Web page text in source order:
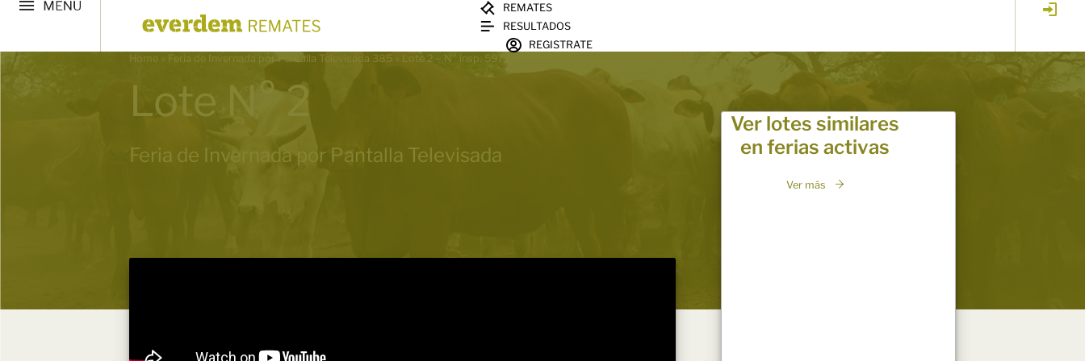
REMATES
RESULTADOS
REGISTRATE
Home » Feria de Invernada por Pantalla Televisada 385 » Lote 2 – N° insp. 5972
Lote N° 2
Feria de Invernada por Pantalla Televisada
Ver lotes similares
en ferias activas
Ver más